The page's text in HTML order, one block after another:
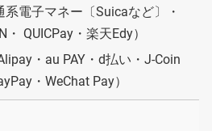
電子マネー〔Suicaなど〕・
QUICPay・楽天Edy）
・au PAY・d払い・J-Coin
・WeChat Pay）